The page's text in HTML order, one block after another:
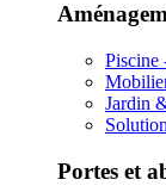
Piscine
Jardin
Solution
Portes et